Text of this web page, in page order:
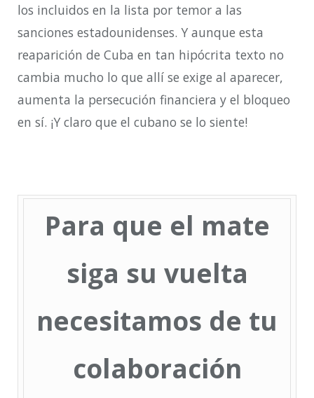
los incluidos en la lista por temor a las
sanciones estadounidenses. Y aunque esta
reaparición de Cuba en tan hipócrita texto no
cambia mucho lo que allí se exige al aparecer,
aumenta la persecución financiera y el bloqueo
en sí. ¡Y claro que el cubano se lo siente!
Para que el mate
siga su vuelta
necesitamos de tu
colaboración